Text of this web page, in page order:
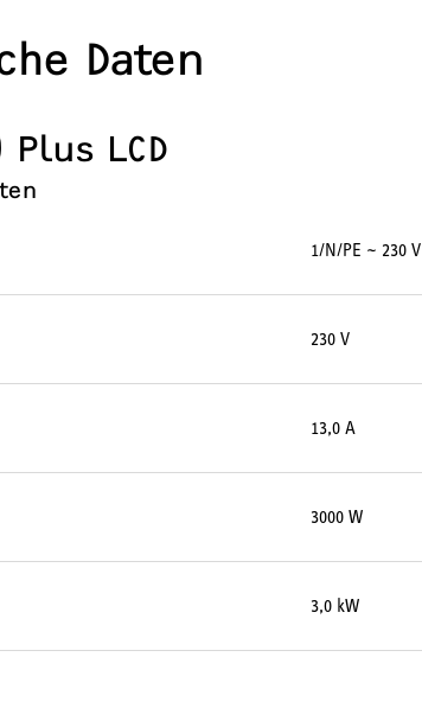
Daten
Plus LCD
1/N/PE ~ 230 V
230 V
13,0 A
3000 W
3,0 kW